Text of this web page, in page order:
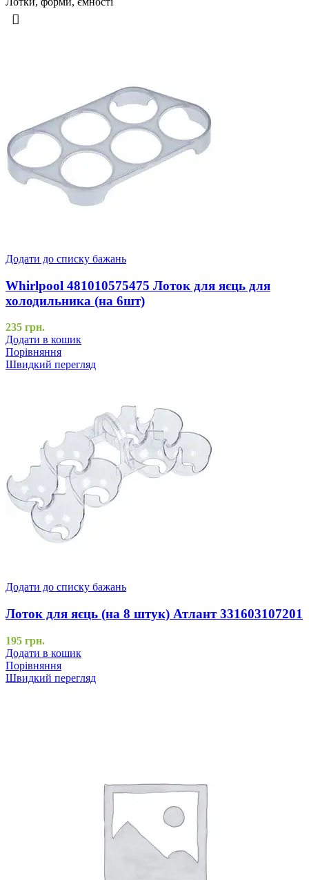
Додати до списку бажань
Whirlpool 481010575475 Лоток для яєць для
холодильника (на 6шт)
235 грн.
Додати в кошик
Порівняння
Швидкий перегляд
Додати до списку бажань
Лоток для яєць (на 8 штук) Атлант 331603107201
195 грн.
Додати в кошик
Порівняння
Швидкий перегляд